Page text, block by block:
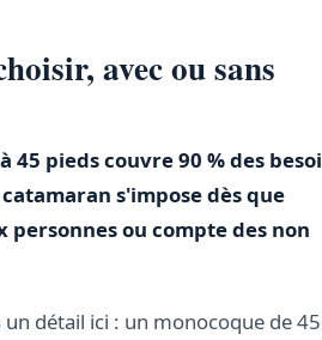
avec ou sans
45 pieds couvre 90 % des
s'impose dès que
personnes ou compte des non
détail ici : un monocoque de 45